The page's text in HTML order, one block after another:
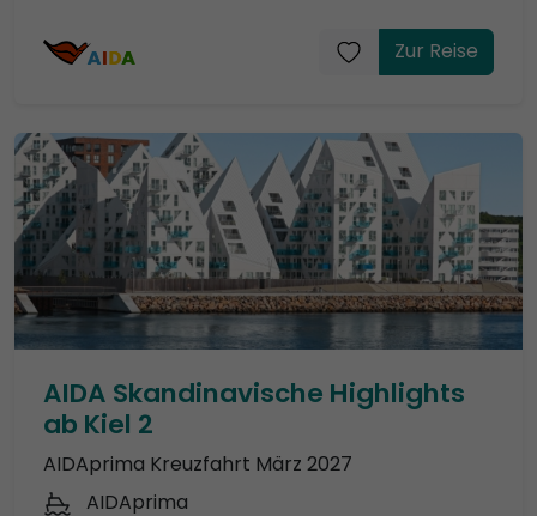
Zur Reise
AIDA Skandinavische Highlights
ab Kiel 2
AIDAprima Kreuzfahrt März 2027
AIDAprima